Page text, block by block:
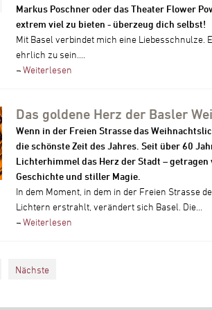
Markus Poschner oder das Theater Flower
extrem viel zu bieten - überzeug dich selbst!
Mit Basel verbindet mich eine Liebesschnulze.
ehrlich zu sein....
¬Weiterlesen
Das goldene Herz der Basler
Wenn in der Freien Strasse das
die schönste Zeit des Jahres. Seit über 60
Lichterhimmel das Herz der Stadt – getragen
Geschichte und stiller Magie.
In dem Moment, in dem in der Freien Strasse
Lichtern erstrahlt, verändert sich Basel. Die...
¬Weiterlesen
Nächste